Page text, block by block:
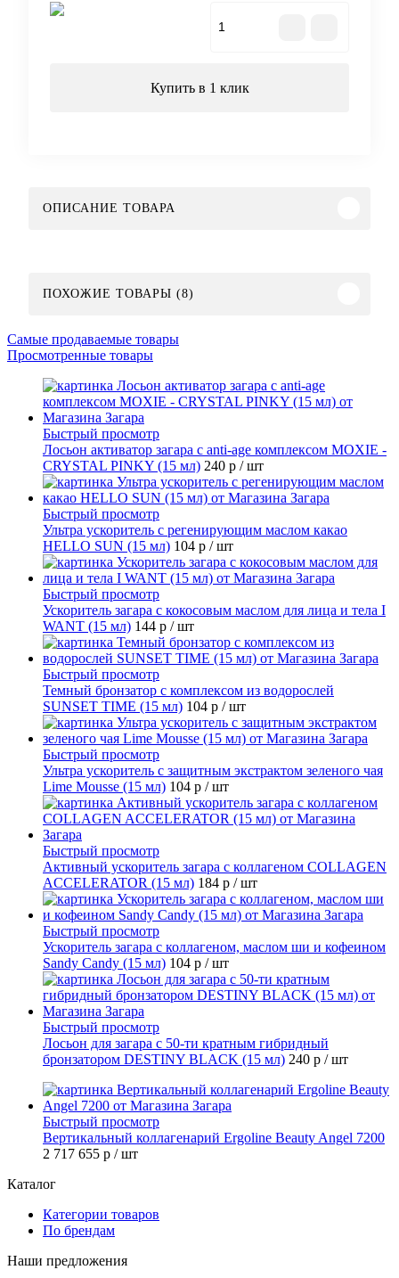
Купить в 1 клик
ОПИСАНИЕ ТОВАРА
ПОХОЖИЕ ТОВАРЫ (8)
Самые продаваемые товары
Просмотренные товары
Быстрый просмотр
Лосьон активатор загара с anti-age комплексом MOXIE -
CRYSTAL PINKY (15 мл) 240 р / шт
Быстрый просмотр
Ультра ускоритель с регенирующим маслом какао
HELLO SUN (15 мл) 104 р / шт
Быстрый просмотр
Ускоритель загара с кокосовым маслом для лица и тела I
WANT (15 мл) 144 р / шт
Быстрый просмотр
Темный бронзатор с комплексом из водорослей
SUNSET TIME (15 мл) 104 р / шт
Быстрый просмотр
Ультра ускоритель с защитным экстрактом зеленого чая
Lime Mousse (15 мл) 104 р / шт
Быстрый просмотр
Активный ускоритель загара с коллагеном COLLAGEN
ACCELERATOR (15 мл) 184 р / шт
Быстрый просмотр
Ускоритель загара с коллагеном, маслом ши и кофеином
Sandy Candy (15 мл) 104 р / шт
Быстрый просмотр
Лосьон для загара с 50-ти кратным гибридный
бронзатором DESTINY BLACK (15 мл) 240 р / шт
Быстрый просмотр
Вертикальный коллагенарий Ergoline Beauty Angel 7200
2 717 655 р / шт
Каталог
Категории товаров
По брендам
Наши предложения